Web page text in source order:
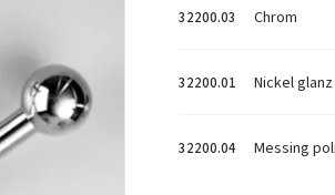
32200.03 Chrom
32200.01 Nickel glanz
32200.04 Messing